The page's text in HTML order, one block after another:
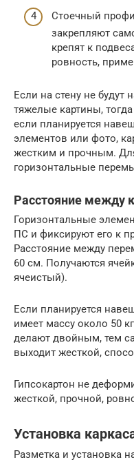
Стоечный
закрепляют
крепят к
ровность,
Если на стену не
тяжелые картины,
если планируется
элементов или фото,
жестким и прочным.
горизонтальные
Расстояние между
Горизонтальные
ПС и фиксируют его к
Расстояние между
60 см. Получаются
ячеистый).
Если планируется
имеет массу около 50
делают двойным, тем
выходит жесткой,
Гипсокартон не
жесткой, прочной,
Установка
Разметка и установка